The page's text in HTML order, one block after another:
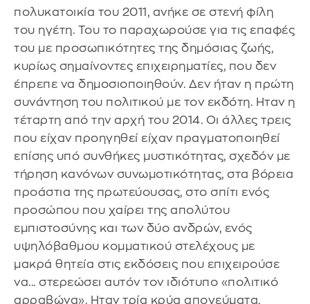
πολυκατοικία του 2011, ανήκε σε στενή φίλη
του ηγέτη. Του το παραχωρούσε για τις επαφές
του με προσωπικότητες της δημόσιας ζωής,
κυρίως σημαίνοντες επιχειρηματίες, που δεν
έπρεπε να δημοσιοποιηθούν. Δεν ήταν η πρώτη
συνάντηση του πολιτικού με τον εκδότη. Ηταν η
τέταρτη από την αρχή του 2014. Οι άλλες τρεις
που είχαν προηγηθεί είχαν πραγματοποιηθεί
επίσης υπό συνθήκες μυστικότητας, σχεδόν με
τήρηση κανόνων συνωμοτικότητας, στα βόρεια
προάστια της πρωτεύουσας, στο σπίτι ενός
προσώπου που χαίρει της απολύτου
εμπιστοσύνης και των δύο ανδρών, ενός
υψηλόβαθμου κομματικού στελέχους με
μακρά θητεία στις εκδόσεις που επιχειρούσε
να... στερεώσει αυτόν τον ιδιότυπο «πολιτικό
αρραβώνα». Ηταν τρία κρύα απογεύματα,